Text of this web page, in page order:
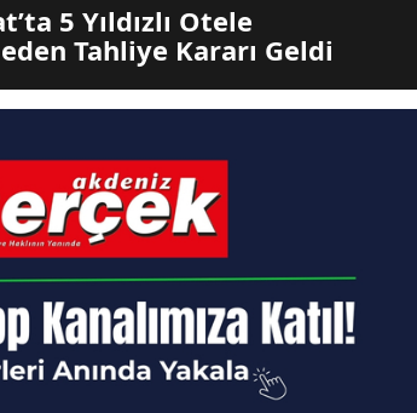
5 Yıldızlı Otele
Tahliye Kararı Geldi